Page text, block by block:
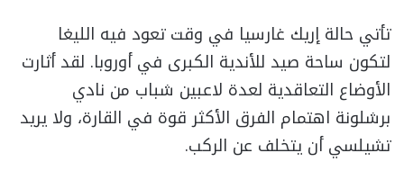
تأتي حالة إريك غارسيا في وقت تعود فيه الليغا
لتكون ساحة صيد للأندية الكبرى في أوروبا. لقد أثارت
الأوضاع التعاقدية لعدة لاعبين شباب من نادي
برشلونة اهتمام الفرق الأكثر قوة في القارة، ولا يريد
تشيلسي أن يتخلف عن الركب.